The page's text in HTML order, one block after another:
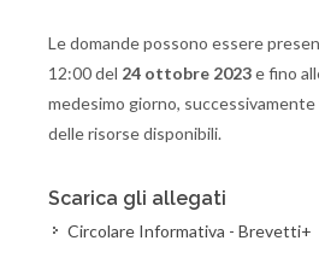
Le domande possono essere
12:00 del 24 ottobre 2023e fino
medesimo giorno,
delle risorse disponibili.
Scarica gli allegati
Circolare Informativa - Brevetti+